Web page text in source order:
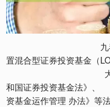
九泰基金管理有
置混合型证券投资基金（
大会会议情况
和国证券投资基
资基金运作管理 办法》等